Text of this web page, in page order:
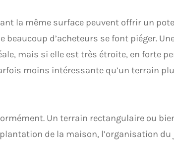
la même surface peuvent offrir un
beaucoup d’acheteurs se font piéger.
mais si elle est très étroite, en forte
moins intéressante qu’un terrain
Un terrain rectangulaire ou
de la maison, l’organisation du